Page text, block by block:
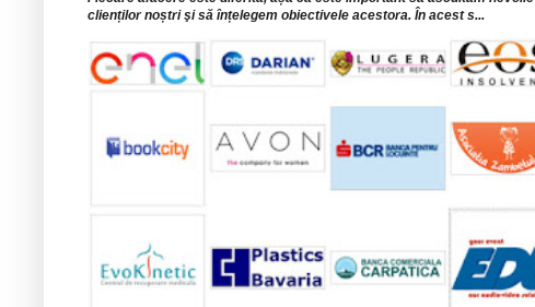
clienților noștri şi să înțelegem obiectivele acestora. În acest s...